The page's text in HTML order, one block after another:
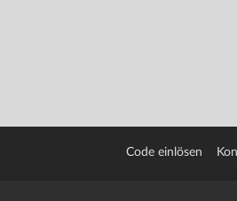
Code einlösen